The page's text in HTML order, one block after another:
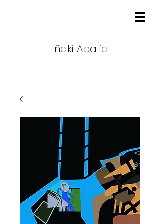
Iñaki Abalia